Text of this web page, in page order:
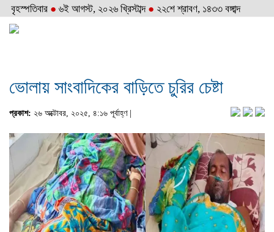
বৃহস্পতিবার ● ৬ই আগস্ট, ২০২৬ খ্রিস্টাব্দ ● ২২শে শ্রাবণ, ১৪৩৩ বঙ্গাব্দ
ভোলায় সাংবাদিকের বাড়িতে চুরির চেষ্টা
প্রকাশ: ২৬ অক্টোবর, ২০২৫, ৪:১৬ পূর্বাহ্ণ |